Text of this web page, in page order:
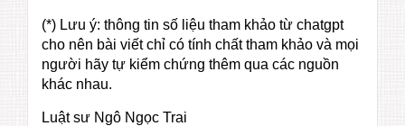
(*) Lưu ý: thông tin số liệu tham khảo từ chatgpt
cho nên bài viết chỉ có tính chất tham khảo và mọi
người hãy tự kiểm chứng thêm qua các nguồn
khác nhau.
Luật sư Ngô Ngọc Trai